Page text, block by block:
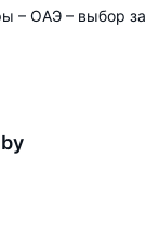
– ОАЭ – выбор за